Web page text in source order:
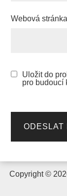
Webová stránka
Uložit do
pro budoucí
Copyright ©